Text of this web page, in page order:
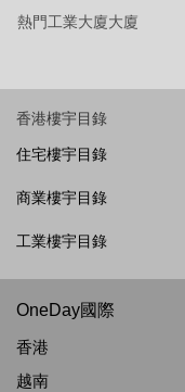
熱門工業大廈大廈
香港樓宇目錄
住宅樓宇目錄
商業樓宇目錄
工業樓宇目錄
OneDay國際
香港
越南